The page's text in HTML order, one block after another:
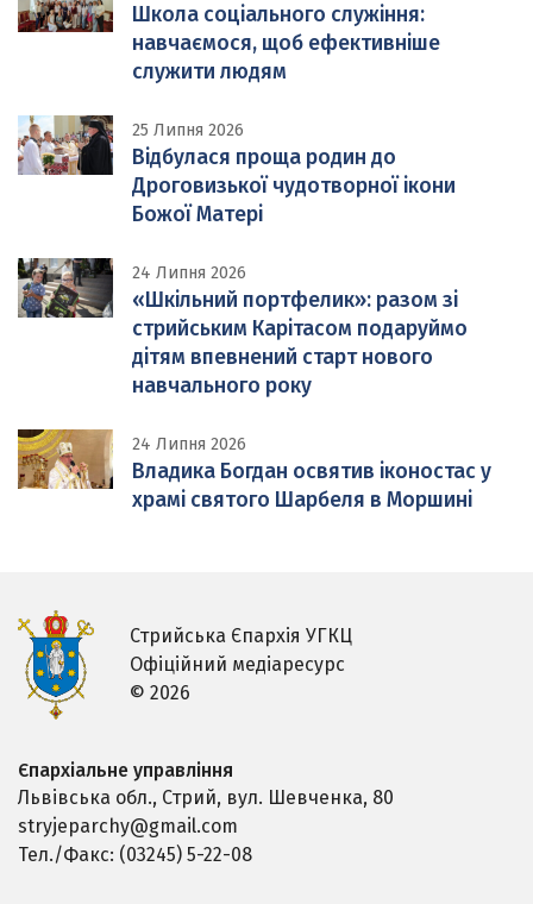
Школа соціального служіння:
навчаємося, щоб ефективніше
служити людям
25 Липня 2026
Відбулася проща родин до
Дроговизької чудотворної ікони
Божої Матері
24 Липня 2026
«Шкільний портфелик»: разом зі
стрийським Карітасом подаруймо
дітям впевнений старт нового
навчального року
24 Липня 2026
Владика Богдан освятив іконостас у
храмі святого Шарбеля в Моршині
Стрийська Єпархія УГКЦ
Офіційний медіаресурс
© 2026
Єпархіальне управління
Львівська обл., Стрий, вул. Шевченка, 80
stryjeparchy@gmail.com
Тел./Факс: (03245) 5-22-08